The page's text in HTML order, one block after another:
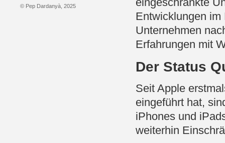
© Pep Dardanyà, 2025
Entwicklungen
Unternehmen
Erfahrungen mit
Der Status
Seit Apple
eingeführt hat,
iPhones und
weiterhin